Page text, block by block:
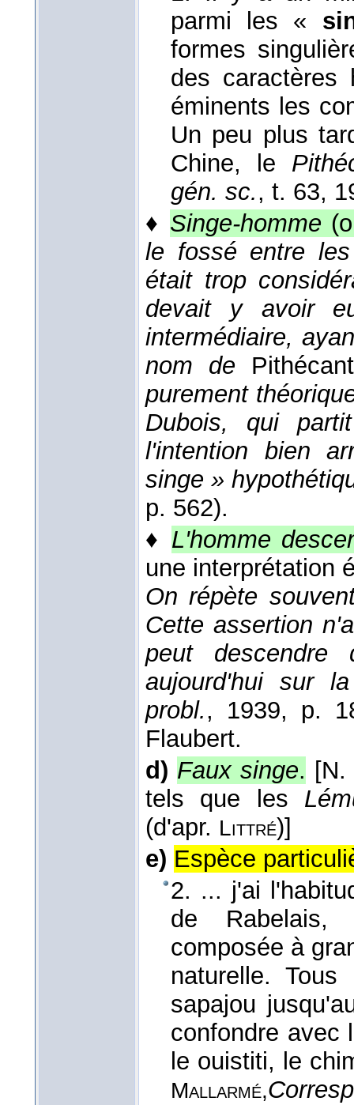
parmi les «
formes
des caractères
éminents les
Un peu plus
Chine, le
gén. sc., t. 63,
♦ Singe-homme
le fossé entre
était trop
devait y avoir
intermédiaire,
nom de
purement
Dubois, qui
l'intention bien
singe »
p. 562).
♦ L'homme
une interprétation
On répète
Cette assertion
peut
aujourd'hui sur
probl., 1939, p.
Flaubert.
d) Faux singe.
tels que les
(d'apr. Littré)]
e) Espèce
2. ... j'ai
de Rabelais,
composée à
naturelle.
sapajou
confondre avec
le ouistiti, le
Mallarmé,